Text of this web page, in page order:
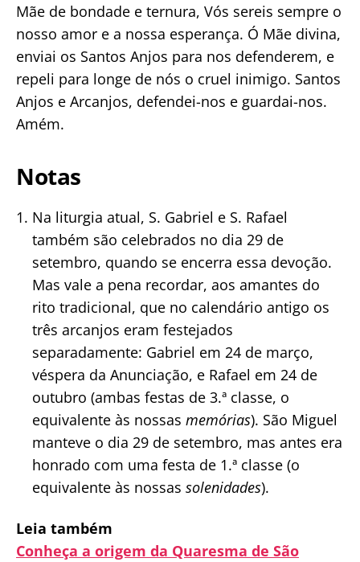
Mãe de bondade e ternura, Vós sereis sempre o
nosso amor e a nossa esperança. Ó Mãe divina,
enviai os Santos Anjos para nos defenderem, e
repeli para longe de nós o cruel inimigo. Santos
Anjos e Arcanjos, defendei-nos e guardai-nos.
Amém.
Notas
Na liturgia atual, S. Gabriel e S. Rafael
também são celebrados no dia 29 de
setembro, quando se encerra essa devoção.
Mas vale a pena recordar, aos amantes do
rito tradicional, que no calendário antigo os
três arcanjos eram festejados
separadamente: Gabriel em 24 de março,
véspera da Anunciação, e Rafael em 24 de
outubro (ambas festas de 3.ª classe, o
equivalente às nossas memórias). São Miguel
manteve o dia 29 de setembro, mas antes era
honrado com uma festa de 1.ª classe (o
equivalente às nossas solenidades).
Leia também
Conheça a origem da Quaresma de São